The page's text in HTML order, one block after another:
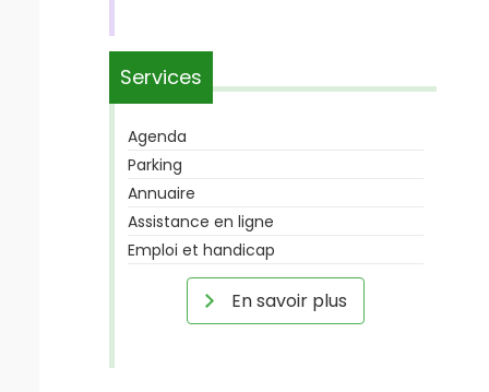
Services
Agenda
Parking
Annuaire
Assistance en ligne
Emploi et handicap
En savoir plus